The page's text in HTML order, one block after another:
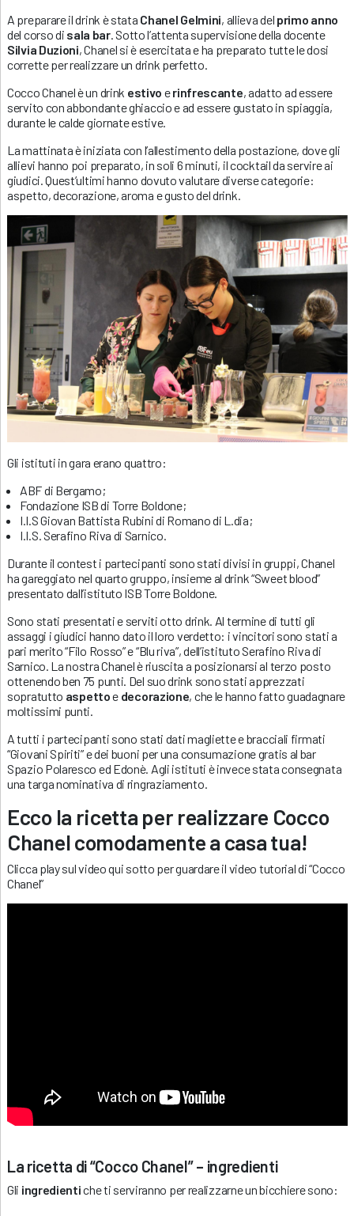
A preparare il drink è stata Chanel Gelmini, allieva del primo anno
del corso di sala bar. Sotto l’attenta supervisione della docente
Silvia Duzioni, Chanel si è esercitata e ha preparato tutte le dosi
corrette per realizzare un drink perfetto.
Cocco Chanel è un drink estivo erinfrescante, adatto ad essere
servito con abbondante ghiaccio e ad essere gustato in spiaggia,
durante le calde giornate estive.
La mattinata è iniziata con l’allestimento della postazione, dove gli
allievi hanno poi preparato, in soli 6 minuti, il cocktail da servire ai
giudici. Quest’ultimi hanno dovuto valutare diverse categorie:
aspetto, decorazione, aroma e gusto del drink.
Gli istituti in gara erano quattro:
ABF di Bergamo;
Fondazione ISB di Torre Boldone;
I.I.S Giovan Battista Rubini di Romano di L.dia;
I.I.S. Serafino Riva di Sarnico.
Durante il contest i partecipanti sono stati divisi in gruppi, Chanel
ha gareggiato nel quarto gruppo, insieme al drink “Sweet blood”
presentato dall’istituto ISB Torre Boldone.
Sono stati presentati e serviti otto drink. Al termine di tutti gli
assaggi i giudici hanno dato il loro verdetto: i vincitori sono stati a
pari merito “Filo Rosso” e “Blu riva”, dell’istituto Serafino Riva di
Sarnico. La nostra Chanel è riuscita a posizionarsi al terzo posto
ottenendo ben 75 punti. Del suo drink sono stati apprezzati
sopratutto aspettoe decorazione, che le hanno fatto guadagnare
moltissimi punti.
A tutti i partecipanti sono stati dati magliette e bracciali firmati
“Giovani Spiriti” e dei buoni per una consumazione gratis al bar
Spazio Polaresco ed Edonè. Agli istituti è invece stata consegnata
una targa nominativa di ringraziamento.
Ecco la ricetta per realizzare Cocco
Chanel comodamente a casa tua!
Clicca play sul video qui sotto per guardare il video tutorial di “Cocco
Chanel”
La ricetta di “Cocco Chanel” – ingredienti
Gli ingredientiche ti serviranno per realizzarne un bicchiere sono: